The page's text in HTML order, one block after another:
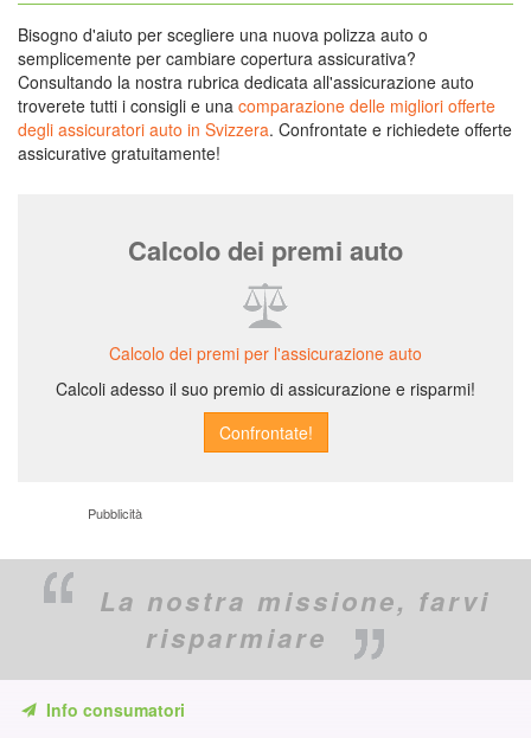
Bisogno d'aiuto per scegliere una nuova polizza auto o
semplicemente per cambiare copertura assicurativa?
Consultando la nostra rubrica dedicata all'assicurazione auto
troverete tutti i consigli e una comparazione delle migliori offerte
degli assicuratori auto in Svizzera. Confrontate e richiedete offerte
assicurative gratuitamente!
Calcolo dei premi auto
Calcolo dei premi per l'assicurazione auto
Calcoli adesso il suo premio di assicurazione e risparmi!
Pubblicità
La nostra missione, farvi
risparmiare
Info consumatori